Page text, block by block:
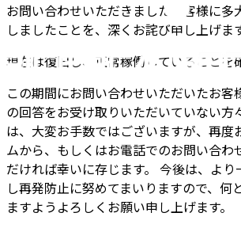
お問い合わせいただきましたお客様に多
しましたことを、深くお詫び申し上げます
現在は復旧し、正常稼働していることを
この期間にお問い合わせいただいたお客
の回答をお受け取りいただいていない方
は、大変お手数ではございますが、再度
ムから、もしくはお電話でのお問い合わ
だければ幸いに存じます。 今後は、よ
し再発防止に努めてまいりますので、何
ますようよろしくお願い申し上げます。